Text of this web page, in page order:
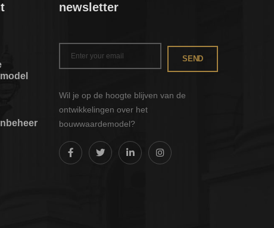
newsletter
SEND
Wil je op de hoogte blijven van de
ontwikkelingen over het
bouwwaardemodel?